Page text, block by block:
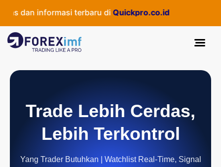
dan informasi terbaru diQuickpro.co.id
Trade Lebih Cerdas,
Lebih Terkontrol
Yang Trader Butuhkan | Watchlist Real-Time, Signal